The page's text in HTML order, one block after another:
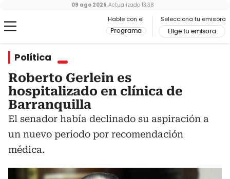
Hable con el
Programa
Selecciona tu emisora
Elige tu emisora
09 ago 2026 Actualizado 13:38
Política
Roberto Gerlein es
hospitalizado en clínica de
Barranquilla
El senador había declinado su aspiración a
un nuevo periodo por recomendación
médica.